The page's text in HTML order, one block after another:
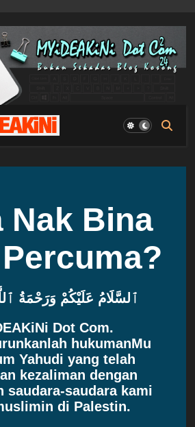
Nak Bina
ٱلسَّلَامُ عَلَيْكُمْ وَرَحْمَةُ
Dot Com.
hukumanMu
Yahudi yang telah
kezaliman dengan
saudara-saudara kami
di Palestin.